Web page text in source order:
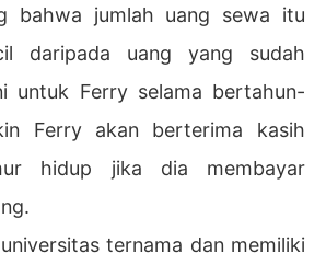
bahwa jumlah uang sewa itu
daripada uang yang sudah
untuk Ferry selama bertahun-
Ferry akan berterima kasih
hidup jika dia membayar
ternama dan memiliki